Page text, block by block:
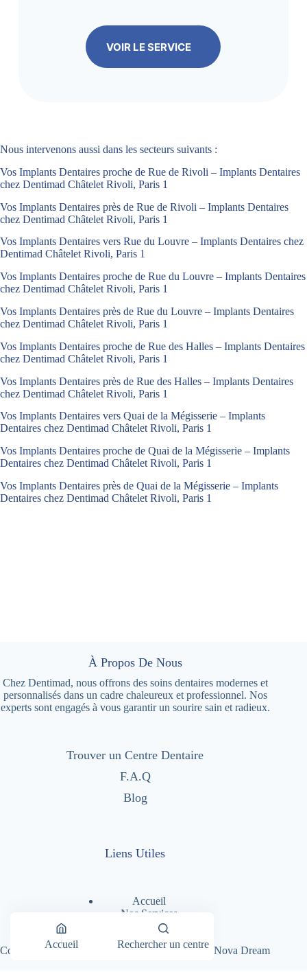
VOIR LE SERVICE
Nous intervenons aussi dans les secteurs suivants :
Vos Implants Dentaires proche de Rue de Rivoli – Implants Dentaires
chez Dentimad Châtelet Rivoli, Paris 1
Vos Implants Dentaires près de Rue de Rivoli – Implants Dentaires
chez Dentimad Châtelet Rivoli, Paris 1
Vos Implants Dentaires vers Rue du Louvre – Implants Dentaires chez
Dentimad Châtelet Rivoli, Paris 1
Vos Implants Dentaires proche de Rue du Louvre – Implants Dentaires
chez Dentimad Châtelet Rivoli, Paris 1
Vos Implants Dentaires près de Rue du Louvre – Implants Dentaires
chez Dentimad Châtelet Rivoli, Paris 1
Vos Implants Dentaires proche de Rue des Halles – Implants Dentaires
chez Dentimad Châtelet Rivoli, Paris 1
Vos Implants Dentaires près de Rue des Halles – Implants Dentaires
chez Dentimad Châtelet Rivoli, Paris 1
Vos Implants Dentaires vers Quai de la Mégisserie – Implants
Dentaires chez Dentimad Châtelet Rivoli, Paris 1
Vos Implants Dentaires proche de Quai de la Mégisserie – Implants
Dentaires chez Dentimad Châtelet Rivoli, Paris 1
Vos Implants Dentaires près de Quai de la Mégisserie – Implants
Dentaires chez Dentimad Châtelet Rivoli, Paris 1
À Propos De Nous
Chez Dentimad, nous offrons des soins dentaires modernes et
personnalisés dans un cadre chaleureux et professionnel. Nos
experts sont engagés à vous garantir un sourire sain et radieux.
Trouver un Centre Dentaire
F.A.Q
Blog
Liens Utiles
Accueil
Nos Services
Nos Centres Dentaires
A Propos
Copyright © 2026 - Dentimad |Création Site par Nova Dream
Accueil Rechercher un centre